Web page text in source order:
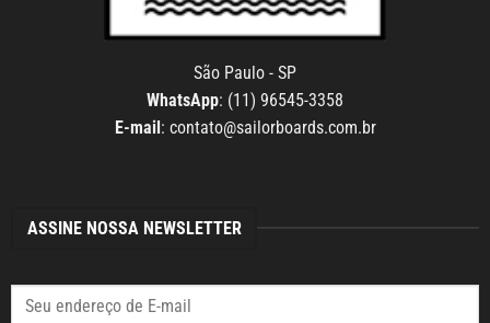
São Paulo - SP
WhatsApp: (11) 96545-3358
E-mail: contato@sailorboards.com.br
ASSINE NOSSA NEWSLETTER